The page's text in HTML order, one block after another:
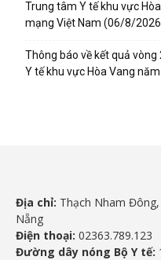
Trung tâm Y tế khu vực
mạng Việt Nam (06/8/
Thông báo về kết quả
Y tế khu vực Hòa Vang
Địa chỉ: Thạch Nham
Nẵng
Điện thoại: 02363.789.123
Đường dây nóng Bộ Y tế: